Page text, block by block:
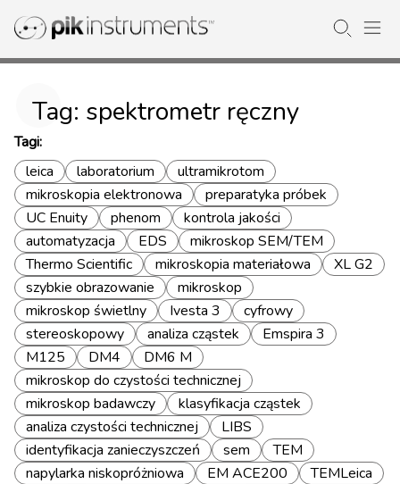
Tag: spektrometr ręczny
Tagi:
leica
laboratorium
ultramikrotom
mikroskopia elektronowa
preparatyka próbek
UC Enuity
phenom
kontrola jakości
automatyzacja
EDS
mikroskop SEM/TEM
Thermo Scientific
mikroskopia materiałowa
XL G2
szybkie obrazowanie
mikroskop
mikroskop świetlny
Ivesta 3
cyfrowy
stereoskopowy
analiza cząstek
Emspira 3
M125
DM4
DM6 M
mikroskop do czystości technicznej
mikroskop badawczy
klasyfikacja cząstek
analiza czystości technicznej
LIBS
identyfikacja zanieczyszczeń
sem
TEM
napylarka niskopróżniowa
EM ACE200
TEMLeica